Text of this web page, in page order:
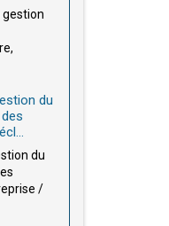
gestion
du
du
/